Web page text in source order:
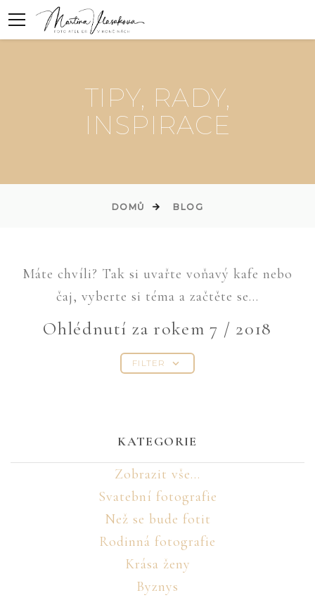
TIPY, RADY,
INSPIRACE
DOMŮ BLOG
Máte chvíli? Tak si uvařte voňavý kafe nebo
čaj, vyberte si téma a začtěte se...
Ohlédnutí za rokem 7 / 2018
FILTER
KATEGORIE
Zobrazit vše...
Svatební fotografie
Než se bude fotit
Rodinná fotografie
Krása ženy
Byznys